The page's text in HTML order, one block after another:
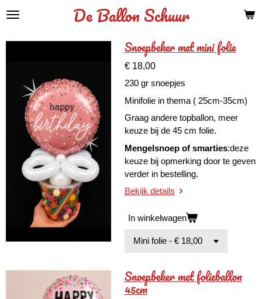
Ga
De Ballon Schuur
Snoepbeker met mini folie
€ 18,00
230 gr snoepjes
Minifolie in thema ( 25cm-35cm)
Graag andere topballon, meer
keuze bij de 45 cm folie.
Mengelsnoep of smarties:deze
keuze bij opmerking door te geven
verder in bestelling.
Bekijk details
In winkelwagen
Snoepbeker met folieballon
45cm